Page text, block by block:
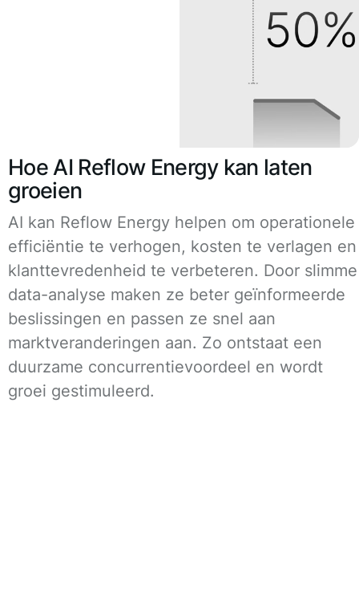
Hoe AI Reflow Energy kan laten
groeien
AI kan Reflow Energy helpen om operationele
efficiëntie te verhogen, kosten te verlagen en
klanttevredenheid te verbeteren. Door slimme
data-analyse maken ze beter geïnformeerde
beslissingen en passen ze snel aan
marktveranderingen aan. Zo ontstaat een
duurzame concurrentievoordeel en wordt
groei gestimuleerd.